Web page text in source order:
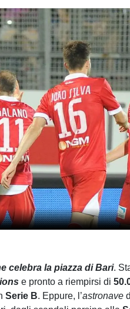
celebra la piazza di Bari.
e pronto a riempirsi di
Serie B. Eppure, l’astronave